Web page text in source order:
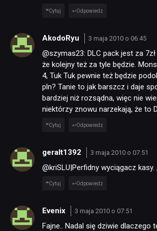
Cytuj Odpowiedz
AkodoRyu 3 maja 2010 o 06:45
@szymas23: DLC pack jest za
że kolejny też za tyle będzie.
4, Tuk Tuk pewnie też będzie
pln? Tanie to jak barszcz i daje
bardziej niż rozsądna, więc nie
niektórzy znowu narzekają, że to
Cytuj Odpowiedz
geralt1392 3 maja 2010 o 07:51
@kriSLU|Perfidny wyciągacz kasy.
Cytuj Odpowiedz
Evenix 3 maja 2010 o 07:51
Fajne.. Nadal się dziwie dlaczego